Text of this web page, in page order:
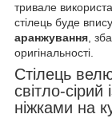
тривале
стілець буде
аранжування,
оригінальності.
Стілець
світло-
ніжками на